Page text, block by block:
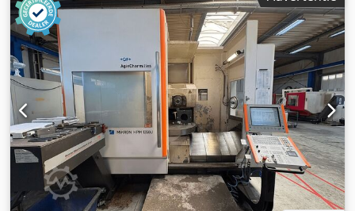
(links-rechts) 1000 mm - Opspankvlak (voor-achter) 1000
mm - Werkstukgewicht (max.) 6000 kg - -
Positioneerbaarheid 0,001 ° - - Positioneerbaarheid 2,5 ° - -
Positioneerbaarheid 2,5 ° - Toerentalbereik tot 2500 /min -
Aandrijvingsvermogen 22 kW - Aantal
gereedschapplaatsen 60 - Aantal opslagplaatsen 2 -
Palletlengte 1000 mm - Palletbreedte 1000 mm - Aantal
pallets 2 - Benodigde ruimte -links/rechts- 6400 mm -
Benodigde ruimte -voor/achter- 6900 mm - Totale hoogte
4000 mm - Totaal gewicht ca. 26000 kg Besturing
HEIDENHAIN TNC 426 De machine verkeert in zeer goede
staat en is direct beschikbaar. Dcsdpey Ez Elsfx Ap Hek